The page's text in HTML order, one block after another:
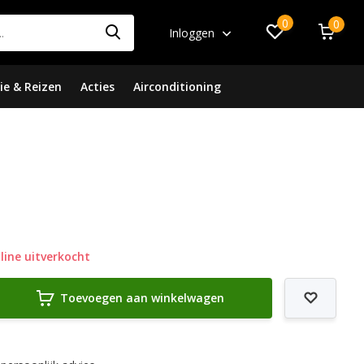
Inloggen
0 0
& Reizen Acties Airconditioning
uitverkocht
Toevoegen aan winkelwagen